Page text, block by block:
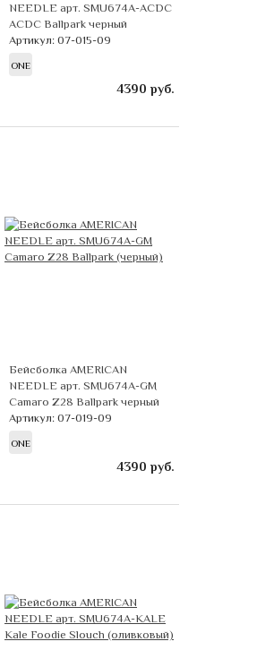
NEEDLE арт. SMU674A-ACDC
ACDC Ballpark черный
Артикул: 07-015-09
ONE
4390 руб.
Бейсболка AMERICAN
NEEDLE арт. SMU674A-GM
Camaro Z28 Ballpark черный
Артикул: 07-019-09
ONE
4390 руб.